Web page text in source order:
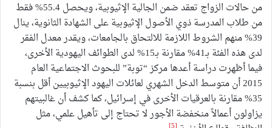
من حالات الزواج تعقد ضمن الجالية الإثيوبية، ويحصل 55.4% فقط
من طلاب المدرسة ذوي الأصول الإثيوبية على الشهادة الثانوية، ينال
39% منهم الشروط اللازمة للالتحاق بالجامعات، ويقدر معدل الفقر
لدى هذه الفئة بـ41% مقارنة بـ15% لدى الطوائف اليهودية الأخرى،
فيما أظهرت دراسة أعدها مركز “توبة” للبحوث الاجتماعية العام
2015 أن متوسط الدخل الشهري لعائلات اليهود الإثيوبيين أقل بنسبة
35% مقارنة بالعرقيات الأخرى في إسرائيل، كما كشف أن غالبيتهم
يزاولون أعمالاً منخفضة الأجور لا تحتاج إلى تأهيل علمي، مثل